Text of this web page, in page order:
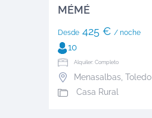
MÉMÉ
Desde425 € / noche
10
Alquiler: Completo
Menasalbas, Toledo
Casa Rural